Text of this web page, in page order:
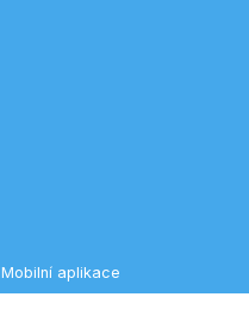
Mobilní aplikace